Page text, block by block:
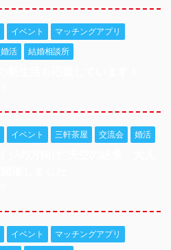
イベント
マッチングアプリ
婚活 結婚相談所
イベント 三軒茶屋 交流会 婚活
イベント
マッチングアプリ